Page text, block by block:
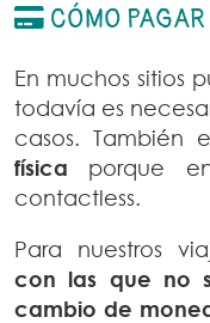
CÓMO
En muchos sitios
todavía es
casos. También
física porque
contactless.
Para nuestros
con las que no
cambio de